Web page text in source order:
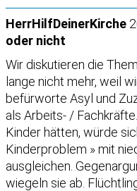
HerrHilfDeinerKirche
oder nicht
Wir diskutieren die
lange nicht mehr, weil
befürworte Asyl und
als Arbeits- /
Kinder hätten, würde
Kinderproblem » mit
ausgleichen.
wiegeln sie ab.